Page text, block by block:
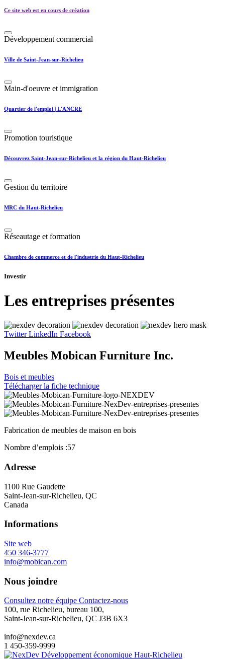
Ce site web est en cours de création
Développement commercial
Ville de Saint-Jean-sur-Richelieu
Main-d'oeuvre et immigration
Quartier de l'emploi | L'ANCRE
Promotion touristique
Découvrez Saint-Jean-sur-Richelieu et la région du Haut-Richelieu
Gestion du territoire
MRC du Haut-Richelieu
Réseautage et formation
Chambre de commerce et de l'industrie du Haut-Richelieu
Investir
Les entreprises présentes
Twitter LinkedIn Facebook
Meubles Mobican Furniture Inc.
Bois et meubles
Télécharger la fiche technique
Fabrication de meubles de maison en bois
Nombre d’emplois :57
Adresse
1100 Rue Gaudette
Saint-Jean-sur-Richelieu, QC
Canada
Informations
Site web
450 346-3777
info@mobican.com
Nous joindre
Consultez notre équipe Contactez-nous
100, rue Richelieu, bureau 100,
Saint-Jean-sur-Richelieu, QC J3B 6X3
info@nexdev.ca
1 450-359-9999